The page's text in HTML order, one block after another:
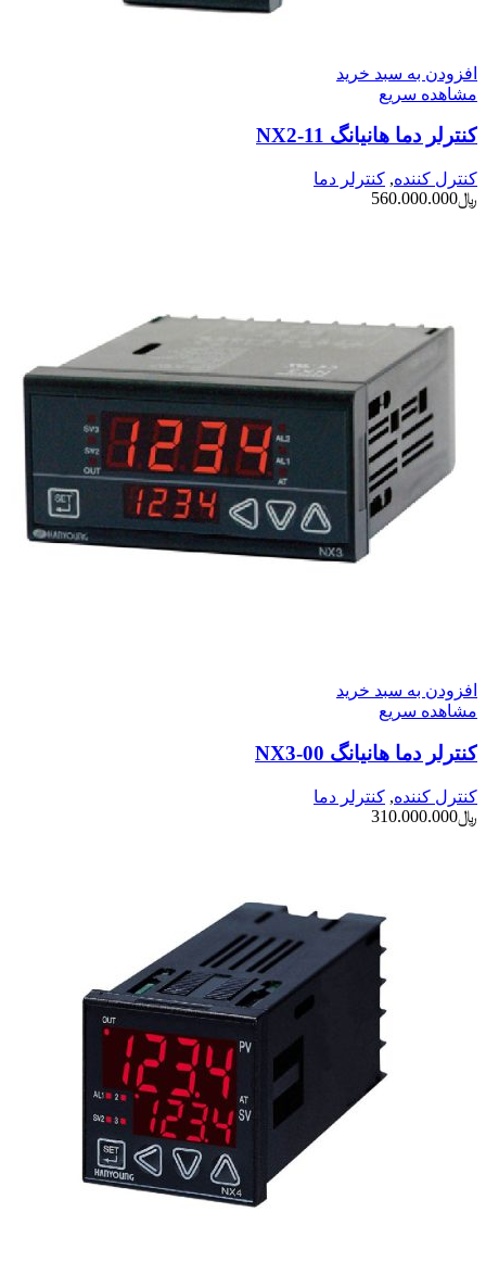
افزودن به سبد خرید
مشاهده سریع
کنترلر دما هانیانگ NX2-11
کنترل کننده, کنترلر دما
﷼560.000.000
افزودن به سبد خرید
مشاهده سریع
کنترلر دما هانیانگ NX3-00
کنترل کننده, کنترلر دما
﷼310.000.000